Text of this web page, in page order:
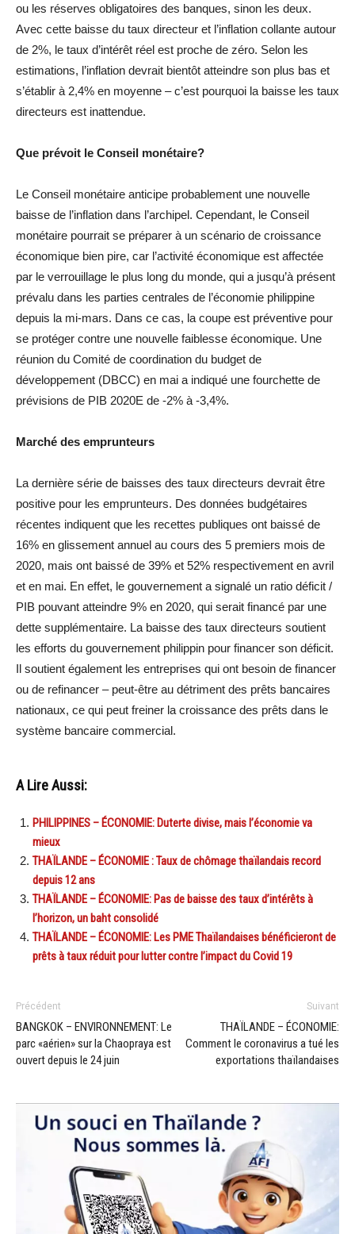
ou les réserves obligatoires des banques, sinon les deux.
Avec cette baisse du taux directeur et l’inflation collante autour
de 2%, le taux d’intérêt réel est proche de zéro. Selon les
estimations, l’inflation devrait bientôt atteindre son plus bas et
s’établir à 2,4% en moyenne – c’est pourquoi la baisse les taux
directeurs est inattendue.
Que prévoit le Conseil monétaire?
Le Conseil monétaire anticipe probablement une nouvelle
baisse de l’inflation dans l’archipel. Cependant, le Conseil
monétaire pourrait se préparer à un scénario de croissance
économique bien pire, car l’activité économique est affectée
par le verrouillage le plus long du monde, qui a jusqu’à présent
prévalu dans les parties centrales de l’économie philippine
depuis la mi-mars. Dans ce cas, la coupe est préventive pour
se protéger contre une nouvelle faiblesse économique. Une
réunion du Comité de coordination du budget de
développement (DBCC) en mai a indiqué une fourchette de
prévisions de PIB 2020E de -2% à -3,4%.
Marché des emprunteurs
La dernière série de baisses des taux directeurs devrait être
positive pour les emprunteurs. Des données budgétaires
récentes indiquent que les recettes publiques ont baissé de
16% en glissement annuel au cours des 5 premiers mois de
2020, mais ont baissé de 39% et 52% respectivement en avril
et en mai. En effet, le gouvernement a signalé un ratio déficit /
PIB pouvant atteindre 9% en 2020, qui serait financé par une
dette supplémentaire. La baisse des taux directeurs soutient
les efforts du gouvernement philippin pour financer son déficit.
Il soutient également les entreprises qui ont besoin de financer
ou de refinancer – peut-être au détriment des prêts bancaires
nationaux, ce qui peut freiner la croissance des prêts dans le
système bancaire commercial.
A Lire Aussi:
PHILIPPINES – ÉCONOMIE: Duterte divise, mais l’économie va
mieux
THAÏLANDE – ÉCONOMIE : Taux de chômage thaïlandais record
depuis 12 ans
THAÏLANDE – ÉCONOMIE: Pas de baisse des taux d’intérêts à
l’horizon, un baht consolidé
THAÏLANDE – ÉCONOMIE: Les PME Thaïlandaises bénéficieront de
prêts à taux réduit pour lutter contre l’impact du Covid 19
Précédent
BANGKOK – ENVIRONNEMENT: Le
parc «aérien» sur la Chaopraya est
ouvert depuis le 24 juin
Suivant
THAÏLANDE – ÉCONOMIE:
Comment le coronavirus a tué les
exportations thaïlandaises